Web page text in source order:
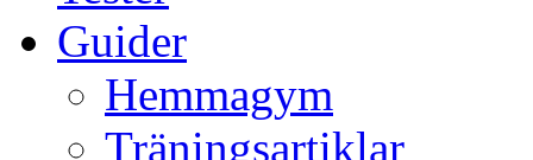
Guider
Hemmagym
Träningsartiklar